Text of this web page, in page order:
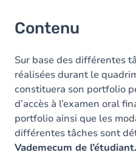
Contenu
Sur base des différentes
réalisées durant le
constituera son portfolio
d’accès à l’examen oral
portfolio ainsi que les
différentes tâches sont
Vademecum de